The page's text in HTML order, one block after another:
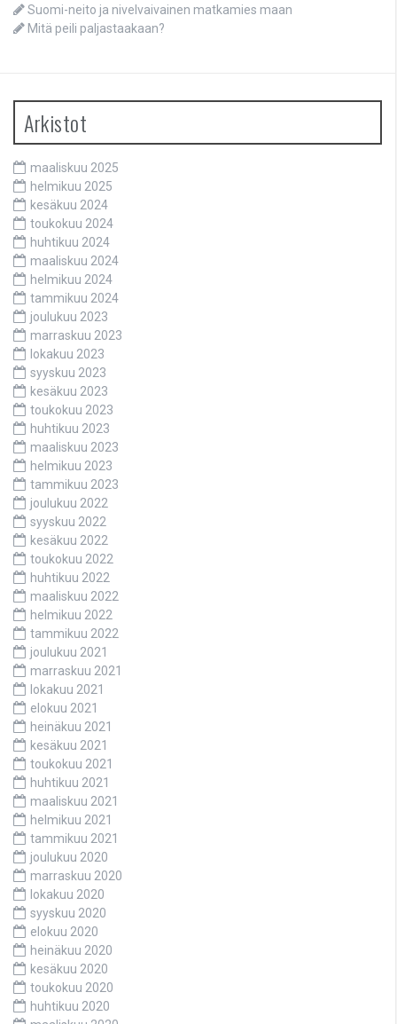
Suomi-neito ja nivelvaivainen matkamies maan
Mitä peili paljastaakaan?
Arkistot
maaliskuu 2025
helmikuu 2025
kesäkuu 2024
toukokuu 2024
huhtikuu 2024
maaliskuu 2024
helmikuu 2024
tammikuu 2024
joulukuu 2023
marraskuu 2023
lokakuu 2023
syyskuu 2023
kesäkuu 2023
toukokuu 2023
huhtikuu 2023
maaliskuu 2023
helmikuu 2023
tammikuu 2023
joulukuu 2022
syyskuu 2022
kesäkuu 2022
toukokuu 2022
huhtikuu 2022
maaliskuu 2022
helmikuu 2022
tammikuu 2022
joulukuu 2021
marraskuu 2021
lokakuu 2021
elokuu 2021
heinäkuu 2021
kesäkuu 2021
toukokuu 2021
huhtikuu 2021
maaliskuu 2021
helmikuu 2021
tammikuu 2021
joulukuu 2020
marraskuu 2020
lokakuu 2020
syyskuu 2020
elokuu 2020
heinäkuu 2020
kesäkuu 2020
toukokuu 2020
huhtikuu 2020